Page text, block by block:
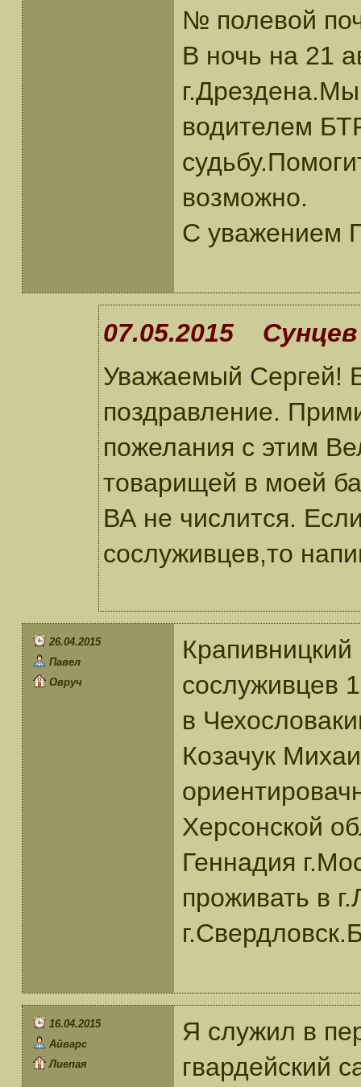
№ полевой
В ночь на 21
водителем
возможно.
С уважением
07.05.2015
Уважаемый Сергей!
поздравление.
пожелания с этим
товарищей в моей
ВА не числится.
сослуживцев,то
26.04.2015
Павел
Овруч
сослуживцев
в
Козачук
Херсонской
Геннадия
проживать в
16.04.2015
Айварс
Лиепая
Я служил в
гвардейский